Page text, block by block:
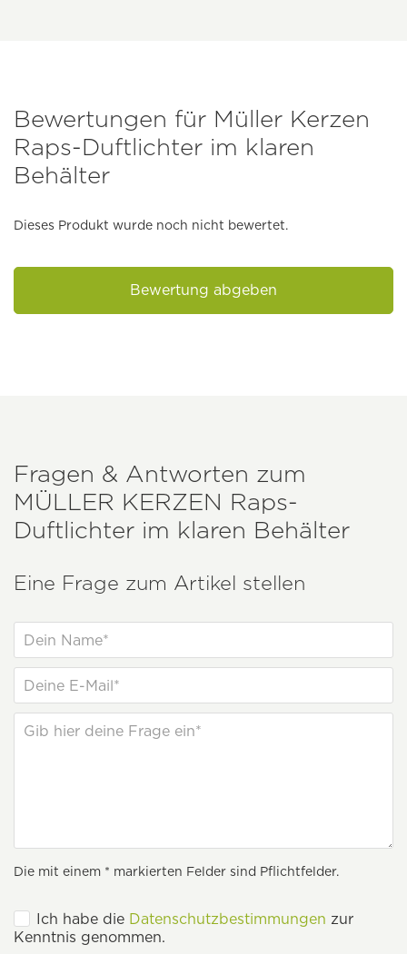
Bewertungen für Müller Kerzen
Raps-Duftlichter im klaren
Behälter
Dieses Produkt wurde noch nicht bewertet.
Bewertung abgeben
Fragen & Antworten zum
MÜLLER KERZEN Raps-
Duftlichter im klaren Behälter
Eine Frage zum Artikel stellen
Die mit einem * markierten Felder sind Pflichtfelder.
Ich habe die Datenschutzbestimmungen zur
Kenntnis genommen.